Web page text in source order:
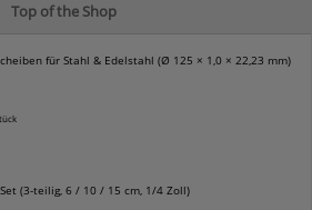
Top of the Shop
für Stahl & Edelstahl (Ø 125 × 1,0 × 22,23 mm)
(3-teilig, 6 / 10 / 15 cm, 1/4 Zoll)